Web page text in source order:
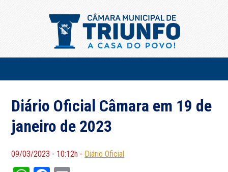
Diário Oficial Câmara em 19 de
janeiro de 2023
09/03/2023 - 10:12h - Diário Oficial